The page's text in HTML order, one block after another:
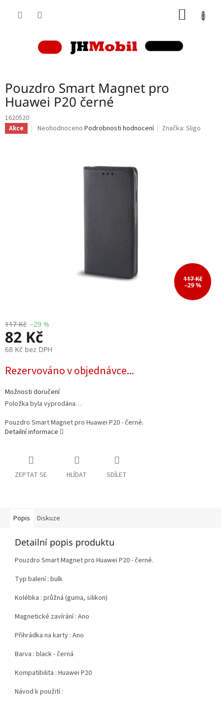
Pouzdro Smart Magnet pro
Huawei P20 černé
1620520
Akce
Průměrné
Neohodnoceno Podrobnosti hodnocení Značka:Sligo
117 Kč
–29 %
117 Kč –29 %
82 Kč
68 Kč bez DPH
cena:
Rezervováno v objednávce...
Možnosti doručení
Položka byla vyprodána…
Pouzdro Smart Magnet pro Huawei P20 - černé.
Detailní informace
ZEPTAT SE HLÍDAT SDÍLET
Popis Diskuze
Detailní popis produktu
Pouzdro Smart Magnet pro Huawei P20 - černé.
Typ balení : bulk
Kolébka : průžná (guma, silikon)
Magnetické zavírání : Ano
Přihrádka na karty : Ano
Barva : black - černá
Kompatibilita : Huawei P20
Návod k použití :